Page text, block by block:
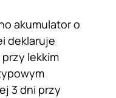
akumulator o
deklaruje
lekkim
3 dni przy